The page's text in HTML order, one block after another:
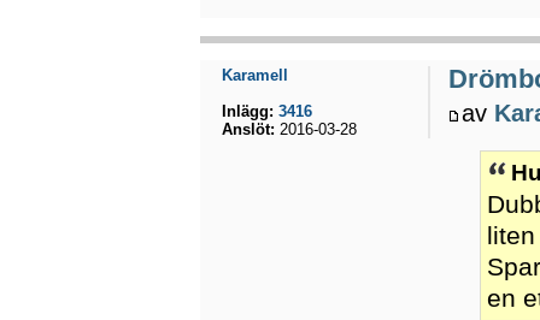
av
en
Karamell
Inlägg: 3416
Anslöt: 2016-03-28